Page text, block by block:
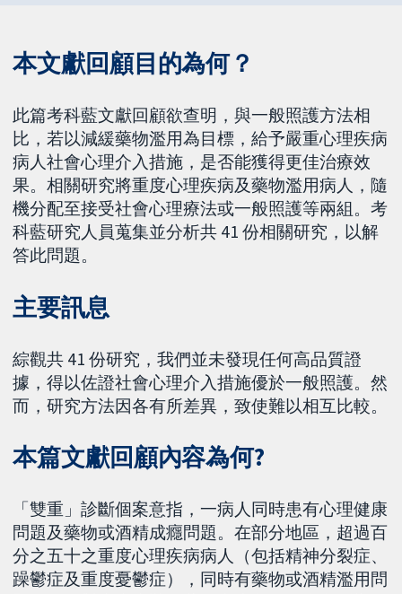
本文獻回顧目的為何？
此篇考科藍文獻回顧欲查明，與一般照護方法相
比，若以減緩藥物濫用為目標，給予嚴重心理疾病
病人社會心理介入措施，是否能獲得更佳治療效
果。相關研究將重度心理疾病及藥物濫用病人，隨
機分配至接受社會心理療法或一般照護等兩組。考
科藍研究人員蒐集並分析共 41 份相關研究，以解
答此問題。
主要訊息
綜觀共 41 份研究，我們並未發現任何高品質證
據，得以佐證社會心理介入措施優於一般照護。然
而，研究方法因各有所差異，致使難以相互比較。
本篇文獻回顧內容為何?
「雙重」診斷個案意指，一病人同時患有心理健康
問題及藥物或酒精成癮問題。在部分地區，超過百
分之五十之重度心理疾病病人（包括精神分裂症、
躁鬱症及重度憂鬱症），同時有藥物或酒精濫用問